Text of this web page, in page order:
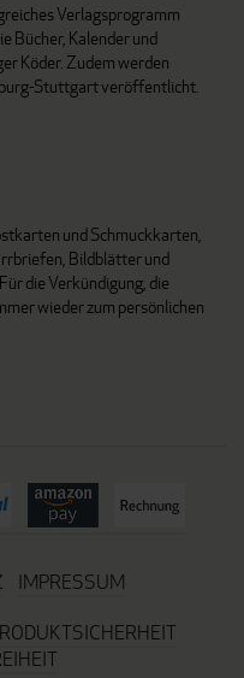
Verlagsprogramm
Bücher, Kalender und
Köder. Zudem werden
Stuttgart veröffentlicht.
und Schmuckkarten,
Bildblätter und
die Verkündigung, die
wieder zum persönlichen
IMPRESSUM